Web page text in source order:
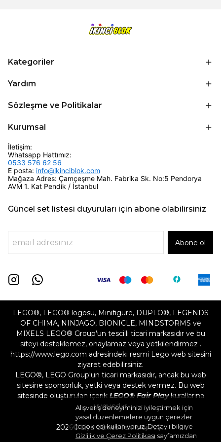
Alışveriş deneyiminizi iyileştirmek için
yasal düzenlemelere uygun çerezler
(cookies) kullanıyoruz. Detaylı bilgiye
Gizlilik ve Çerez Politikası sayfamızdan
Kategoriler
Yardım
Sözleşme ve Politikalar
Kurumsal
İletişim:
Whatsapp Hattımız:
0533 576 62 56
E posta: info@ikinciblok.com
Mağaza Adres: Çamçeşme Mah. Fabrika Sk. No:5 Pendorya
AVM 1. Kat Pendik / İstanbul
Güncel set listesi duyuruları için abone olabilirsiniz
Abone ol
LEGO®, LEGO® logosu, Minifigure, DUPLO®, LEGENDS
OF CHIMA, NINJAGO, BIONICLE, MINDSTORMS ve
MIXELS LEGO® Group'un tescilli ticari markasıdır ve bu
siteyi desteklemez, onaylamaz veya yetkilendirmez .
https://www.lego.com adresindeki resmi Lego web sitesini
ziyaret edebilirsiniz.
LEGO®, LEGO Group'un ticari markasıdır, ancak bu web
sitesine sponsorluk, yetki veya destek vermez. Bu web
sitesinde oluşturulan içerik LEGO® Fair Playkurallarına
uygundur
2026©Liya Games Teknoloji A.Ş.